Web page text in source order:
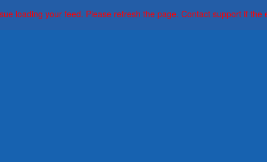
loading your feed. Please refresh the page. Contact support if the